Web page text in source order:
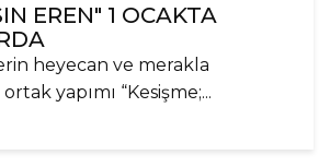
EREN" 1 OCAKTA
heyecan ve merakla
yapımı “Kesişme;...